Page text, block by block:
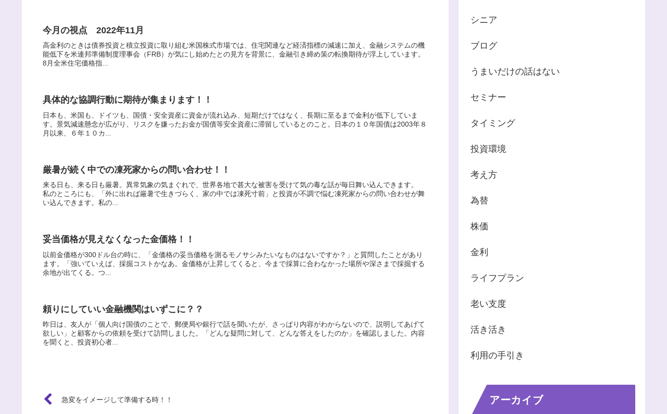
今月の視点 2022年11月
高金利のときは債券投資と積立投資に取り組む米国株式市場では、住宅関連など経済指標の減速に加え、金融システムの機
能低下を米連邦準備制度理事会（FRB）が気にし始めたとの見方を背景に、金融引き締め策の転換期待が浮上しています。
8月全米住宅価格指...
具体的な協調行動に期待が集まります！！
日本も、米国も、ドイツも、国債・安全資産に資金が流れ込み、短期だけではなく、長期に至るまで金利が低下していま
す。景気減速懸念が広がり、リスクを嫌ったお金が国債等安全資産に滞留しているとのこと。日本の１０年国債は2003年８
月以来、６年１０カ...
厳暑が続く中での凍死家からの問い合わせ！！
来る日も、来る日も厳暑。異常気象の気まぐれで、世界各地で甚大な被害を受けて気の毒な話が毎日舞い込んできます。
私のところにも、「外に出れば厳暑で生きづらく、家の中では凍死寸前」と投資が不調で悩む凍死家からの問い合わせが舞
い込んできます。私の...
妥当価格が見えなくなった金価格！！
以前金価格が300ドル台の時に、「金価格の妥当価格を測るモノサシみたいなものはないですか？」と質問したことがあり
ます。「強いていえば、採掘コストかなあ。金価格が上昇してくると、今まで採算に合わなかった場所や深さまで採掘する
余地が出てくる。つ...
頼りにしていい金融機関はいずこに？？
昨日は、友人が「個人向け国債のことで、郵便局や銀行で話を聞いたが、さっぱり内容がわからないので、説明してあげて
欲しい」と顧客からの依頼を受けて訪問しました。「どんな疑問に対して、どんな答えをしたのか」を確認しました。内容
を聞くと、投資初心者...
急変をイメージして準備する時！！
シニア
ブログ
うまいだけの話はない
セミナー
タイミング
投資環境
考え方
為替
株価
金利
ライフプラン
老い支度
活き活き
利用の手引き
アーカイブ